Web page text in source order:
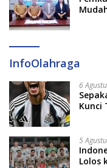
InfoOlahraga
6
Kunci
5
Lolos